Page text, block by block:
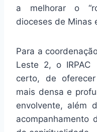
a melhorar o
dioceses de Minas
Para a
Leste 2, o
certo, de
mais densa e
envolvente, além
acompanhamento